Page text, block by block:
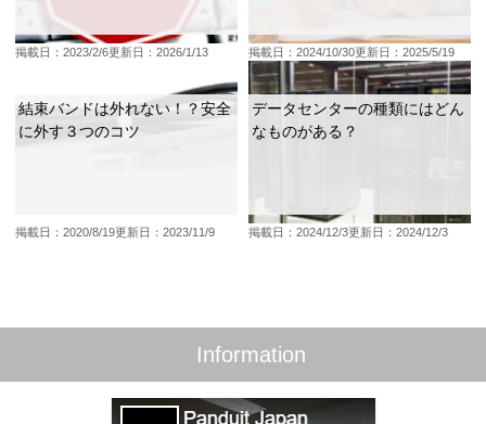
掲載日：2023/2/6更新日：2026/1/13 掲載日：2024/10/30更新日：2025/5/19
結束バンドは外れない！？安全
に外す３つのコツ
掲載日：2020/8/19更新日：2023/11/9
データセンターの種類にはどん
なものがある？
掲載日：2024/12/3更新日：2024/12/3
Information